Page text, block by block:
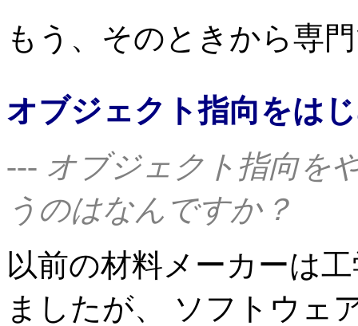
もう、そのときから専
オブジェクト指向をは
--- オブジェクト指向を
うのはなんですか？
以前の材料メーカーは
ましたが、 ソフトウェ